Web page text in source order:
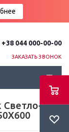
+38 044 000-00-00
ЗАКАЗАТЬ ЗВОНОК
Светло-